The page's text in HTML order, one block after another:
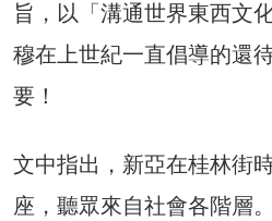
旨，以「溝通世界東西文
穆在上世紀一直倡導的還
要！
文中指出，新亞在桂林街
座，聽眾來自社會各階層